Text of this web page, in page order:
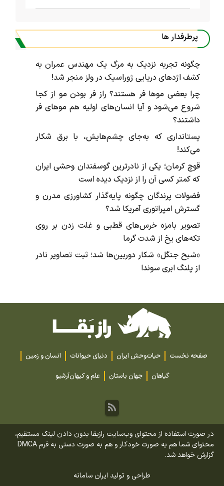
پرطرفدار ها
چگونه تجربه نزدیک به مرگ یک مهندس عمران به
کشف اژد‌های دریایی ژوراسیک در ولز منجر شد!
چرا بعضی موها فر هستند؟ راز فر بودن مو از کجا
شروع می‌شود و آیا انسان‌های اولیه هم موهای فر
داشتند؟
پستانداری که به‌جای چشم‌هایش، با برق شکار
می‌کند!
قوچ کرمان؛ یکی از نادرترین گوسفندان وحشی ایران
که کمتر کسی آن را از نزدیک دیده است
فضولات پرندگان چگونه پایه‌گذار کشاورزی مدرن و
گسترش امپراتوری آمریکا شد؟
تصویر بامزه خرس‌های قطبی و غلت زدن بر روی
تکه‌های یخ از شدت گرما
«شبح جنگل» شکار دوربین‌ها شد؛ ثبت تصاویر نادر
از پلنگ ابری سوندا
صفحه نخست حیات‌وحش ایران دنیای حیوانات
انسان و زمین
گیاهان
جهان باستان علم و کیهانآرشیو
در صورت استفاده از محتوای وب‌سایت رازبقا بدون دادن لینک مستقیم،
محتوای شما هم به صورت خودکار و هم به صورت دستی به فرم DMCA
گزارش خواهد شد.
طراحی و تولید ایران سامانه